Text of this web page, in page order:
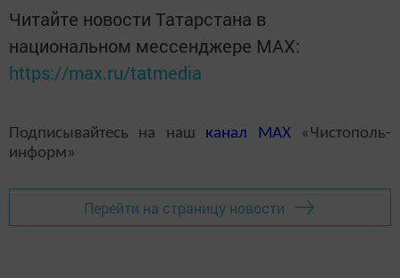
Читайте новости Татарстана в
национальном мессенджере MАХ:
https://max.ru/tatmedia
Подписывайтесь на наш канал MAX«Чистополь-
информ»
Перейти на страницу новости